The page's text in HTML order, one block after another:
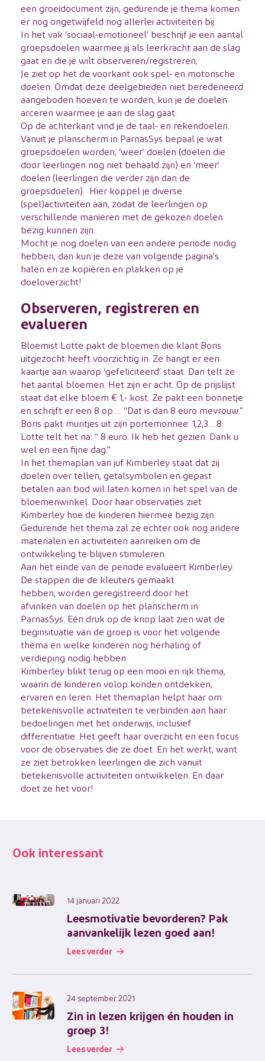
een groeidocument zijn, gedurende je thema komen
er nog ongetwijfeld nog allerlei activiteiten bij.
In het vak ‘sociaal-emotioneel’ beschrijf je een aantal
groepsdoelen waarmee jij als leerkracht aan de slag
gaat en die je wilt observeren/registreren;
Je ziet op het de voorkant ook spel- en motorische
doelen. Omdat deze deelgebieden niet beredeneerd
aangeboden hoeven te worden, kun je de doelen
arceren waarmee je aan de slag gaat.
Op de achterkant vind je de taal- en rekendoelen.
Vanuit je planscherm in ParnasSys bepaal je wat
groepsdoelen worden, ‘weer’ doelen (doelen die
door leerlingen nog niet behaald zijn) en ‘meer’
doelen (leerlingen die verder zijn dan de
groepsdoelen). Hier koppel je diverse
(spel)activiteiten aan, zodat de leerlingen op
verschillende manieren met de gekozen doelen
bezig kunnen zijn.
Mocht je nog doelen van een andere periode nodig
hebben, dan kun je deze van volgende pagina’s
halen en ze kopiëren en plakken op je
doeloverzicht!
Observeren, registreren en
evalueren
Bloemist Lotte pakt de bloemen die klant Boris
uitgezocht heeft voorzichtig in. Ze hangt er een
kaartje aan waarop ‘gefeliciteerd’ staat. Dan telt ze
het aantal bloemen. Het zijn er acht. Op de prijslijst
staat dat elke bloem € 1,- kost. Ze pakt een bonnetje
en schrijft er een 8 op…. “Dat is dan 8 euro mevrouw.”
Boris pakt muntjes uit zijn portemonnee: 1,2,3….8.
Lotte telt het na: “ 8 euro. Ik heb het gezien. Dank u
wel en een fijne dag.”
In het themaplan van juf Kimberley staat dat zij
doelen over tellen, getalsymbolen en gepast
betalen aan bod wil laten komen in het spel van de
bloemenwinkel. Door haar observaties ziet
Kimberley hoe de kinderen hiermee bezig zijn.
Gedurende het thema zal ze echter ook nog andere
materialen en activiteiten aanreiken om de
ontwikkeling te blijven stimuleren.
Aan het einde van de periode evalueert Kimberley.
De stappen die de kleuters gemaakt
hebben, worden geregistreerd door het
afvinken van doelen op het planscherm in
ParnasSys. Eén druk op de knop laat zien wat de
beginsituatie van de groep is voor het volgende
thema en welke kinderen nog herhaling of
verdieping nodig hebben.
Kimberley blikt terug op een mooi en rijk thema,
waarin de kinderen volop konden ontdekken,
ervaren en leren. Het themaplan helpt haar om
betekenisvolle activiteiten te verbinden aan haar
bedoelingen met het onderwijs, inclusief
differentiatie. Het geeft haar overzicht en een focus
voor de observaties die ze doet. En het werkt, want
ze ziet betrokken leerlingen die zich vanuit
betekenisvolle activiteiten ontwikkelen. En daar
doet ze het voor!
Ook interessant
14 januari 2022
Leesmotivatie bevorderen? Pak
aanvankelijk lezen goed aan!
Lees verder
24 september 2021
Zin in lezen krijgen én houden in
groep 3!
Lees verder